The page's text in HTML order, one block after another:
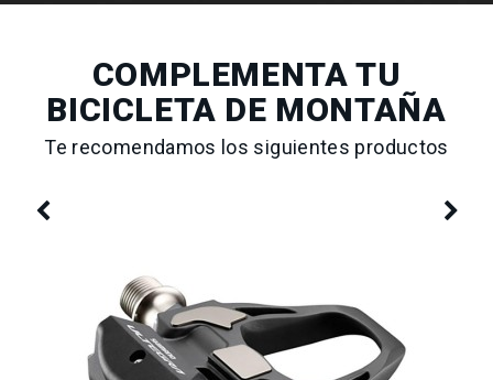
COMPLEMENTA TU
BICICLETA DE MONTAÑA
Te recomendamos los siguientes productos